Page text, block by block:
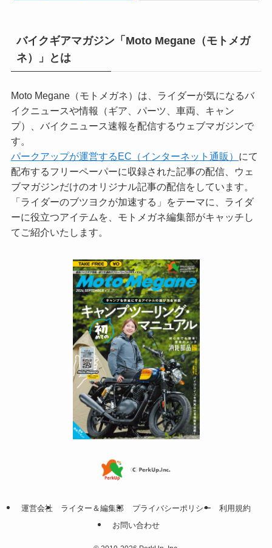
バイクギアマガジン「Moto Megane（モトメガ
ネ）」とは
Moto Megane（モトメガネ）は、ライダーが気になるバ
イクニュースや情報（ギア、パーツ、車両、キャン
プ）、バイクニュース速報を配信するウェブマガジンで
す。
パークアップが運営するEC（インターネット通販） にて
配布するフリーペーパーに収録された記事の配信、ウェ
ブマガジンだけのオリジナル記事の配信をしています。
「ライダーのブツヨクが加速する」をテーマに、ライダ
ーに役立つアイテムを、モトメガネ編集部がキャッチし
てご紹介いたします。
運営会社 ライター＆編集部 プライバシーポリシー
利用規約
お問い合わせ